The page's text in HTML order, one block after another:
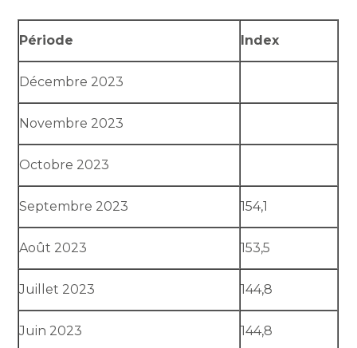
Période Index
Décembre 2023
Novembre 2023
Octobre 2023
Septembre 2023 154,1
Août 2023 153,5
Juillet 2023 144,8
Juin 2023 144,8